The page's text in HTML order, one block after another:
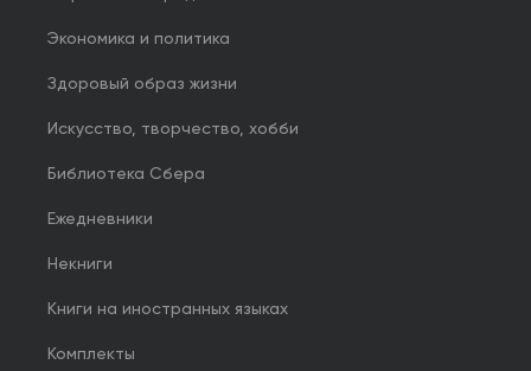
Экономика и политика
Здоровый образ жизни
Искусство, творчество, хобби
Библиотека Сбера
Ежедневники
Некниги
Книги на иностранных языках
Комплекты